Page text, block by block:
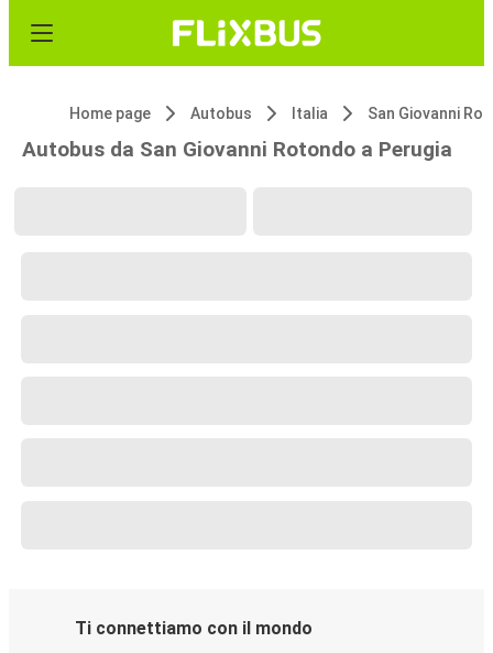
Home page Autobus Italia San Giovanni
Autobus da San Giovanni Rotondo a Perugia
Ti connettiamo con il mondo